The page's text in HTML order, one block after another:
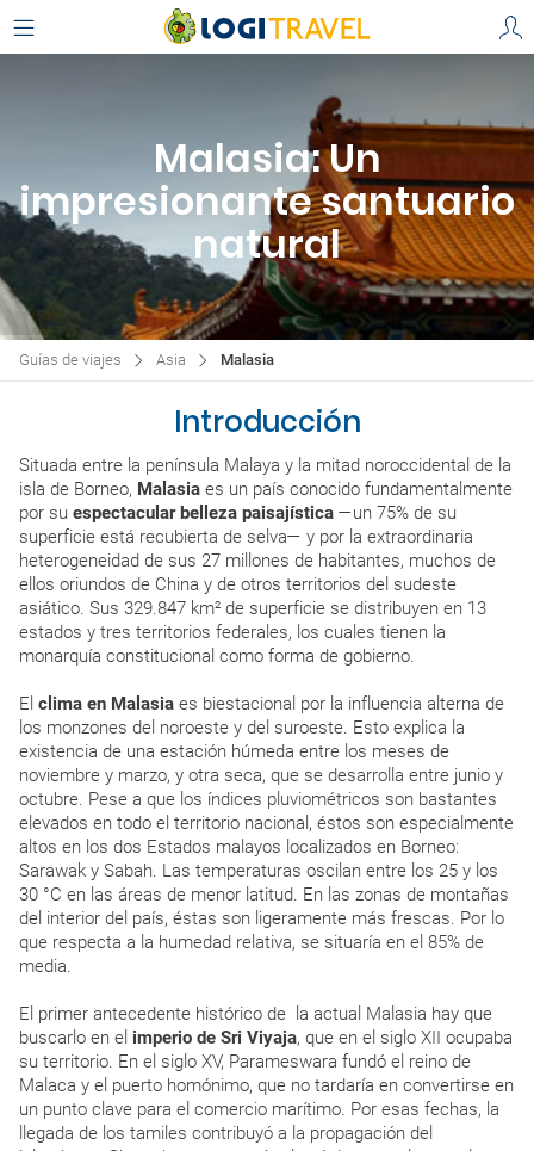
Malasia: Un
impresionante santuario
natural
Guías de viajes Asia Malasia
Introducción
Situada entre la península Malaya y la mitad noroccidental de la
isla de Borneo, Malasia es un país conocido fundamentalmente
por su espectacular belleza paisajística —un 75% de su
superficie está recubierta de selva— y por la extraordinaria
heterogeneidad de sus 27 millones de habitantes, muchos de
ellos oriundos de China y de otros territorios del sudeste
asiático. Sus 329.847 km² de superficie se distribuyen en 13
estados y tres territorios federales, los cuales tienen la
monarquía constitucional como forma de gobierno.
El clima en Malasia es biestacional por la influencia alterna de
los monzones del noroeste y del suroeste. Esto explica la
existencia de una estación húmeda entre los meses de
noviembre y marzo, y otra seca, que se desarrolla entre junio y
octubre. Pese a que los índices pluviométricos son bastantes
elevados en todo el territorio nacional, éstos son especialmente
altos en los dos Estados malayos localizados en Borneo:
Sarawak y Sabah. Las temperaturas oscilan entre los 25 y los
30 °C en las áreas de menor latitud. En las zonas de montañas
del interior del país, éstas son ligeramente más frescas. Por lo
que respecta a la humedad relativa, se situaría en el 85% de
media.
El primer antecedente histórico de la actual Malasia hay que
buscarlo en el imperio de Sri Viyaja, que en el siglo XII ocupaba
su territorio. En el siglo XV, Parameswara fundó el reino de
Malaca y el puerto homónimo, que no tardaría en convertirse en
un punto clave para el comercio marítimo. Por esas fechas, la
llegada de los tamiles contribuyó a la propagación del